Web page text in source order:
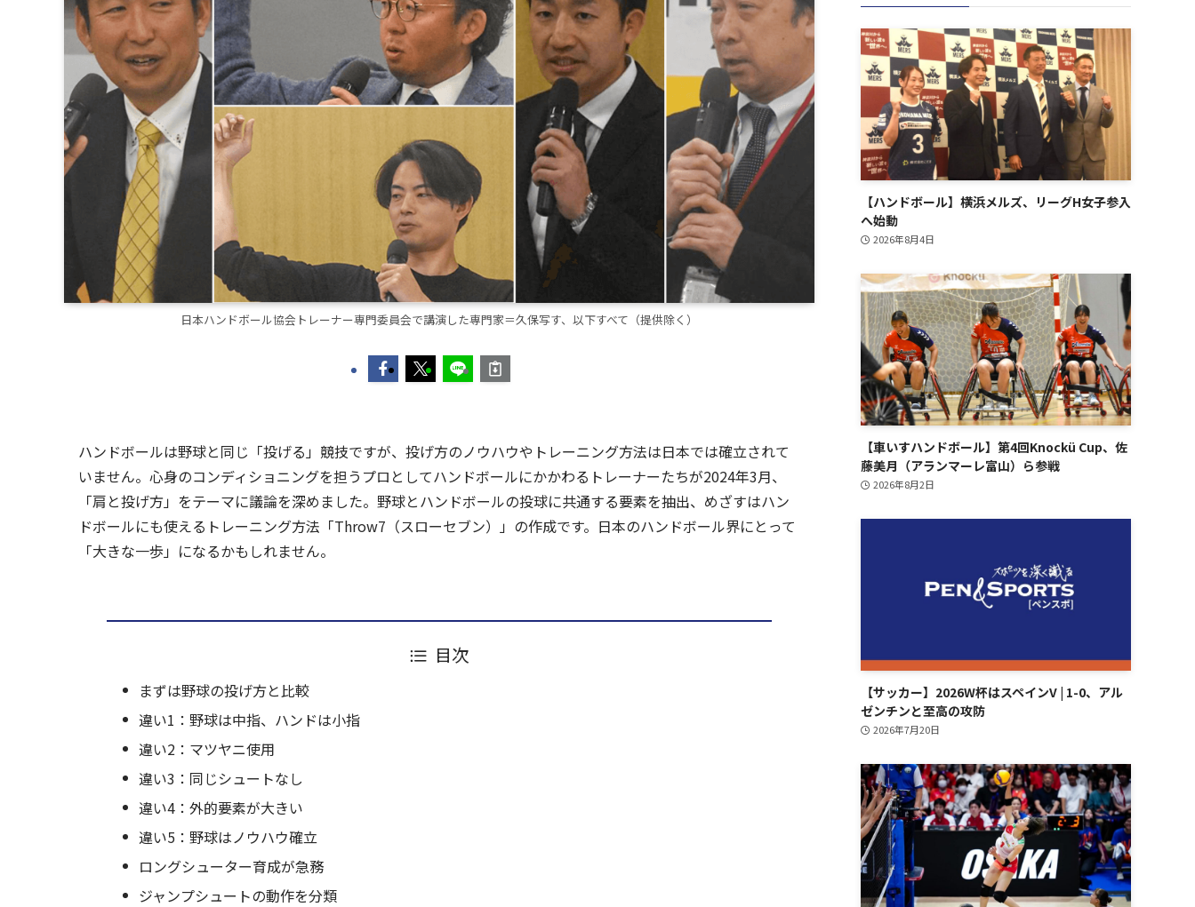
日本ハンドボール協会トレーナー専門委員会で講演した専門家＝久保写す、以下すべて（提供除く）
ハンドボールは野球と同じ「投げる」競技ですが、投げ方のノウハウやトレーニング方法は日本では確立されて
いません。心身のコンディショニングを担うプロとしてハンドボールにかかわるトレーナーたちが2024年3月、
「肩と投げ方」をテーマに議論を深めました。野球とハンドボールの投球に共通する要素を抽出、めざすはハン
ドボールにも使えるトレーニング方法「Throw7（スローセブン）」の作成です。日本のハンドボール界にとって
「大きな一歩」になるかもしれません。
目次
まずは野球の投げ方と比較
違い1：野球は中指、ハンドは小指
違い2：マツヤニ使用
違い3：同じシュートなし
違い4：外的要素が大きい
違い5：野球はノウハウ確立
ロングシューター育成が急務
ジャンプシュートの動作を分類
【ハンドボール】横浜メルズ、リーグH女子参入
へ始動
2026年8月4日
【車いすハンドボール】第4回Knockü Cup、佐
藤美月（アランマーレ富山）ら参戦
2026年8月2日
【サッカー】2026W杯はスペインV | 1-0、アル
ゼンチンと至高の攻防
2026年7月20日